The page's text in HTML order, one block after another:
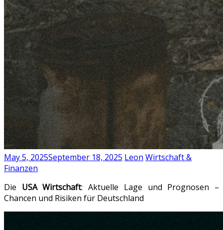
May 5, 2025September 18, 2025 Leon Wirtschaft &
Finanzen
Die USA Wirtschaft: Aktuelle Lage und Prognosen –
Chancen und Risiken für Deutschland